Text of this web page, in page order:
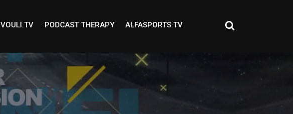
VOULI.TV PODCAST THERAPY ALFASPORTS.TV